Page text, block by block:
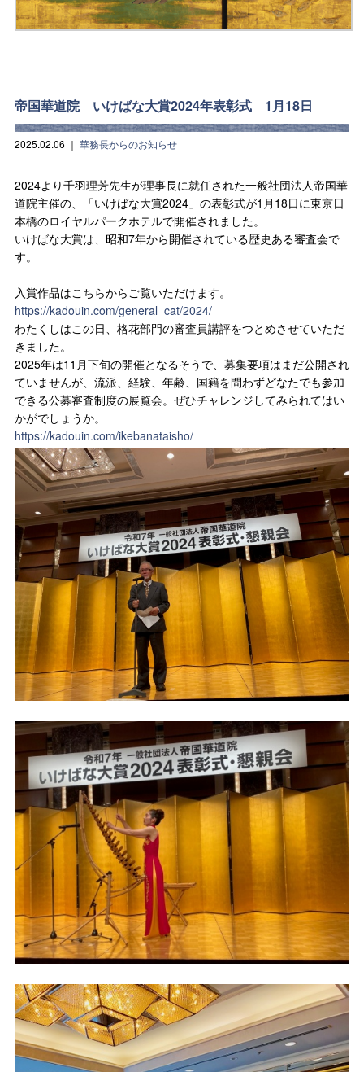
帝国華道院 いけばな大賞2024年表彰式 1月18日
2025.02.06 ｜ 華務長からのお知らせ
2024より千羽理芳先生が理事長に就任された一般社団法人帝国華
道院主催の、「いけばな大賞2024」の表彰式が1月18日に東京日
本橋のロイヤルパークホテルで開催されました。
いけばな大賞は、昭和7年から開催されている歴史ある審査会で
す。
入賞作品はこちらからご覧いただけます。
https://kadouin.com/general_cat/2024/
わたくしはこの日、格花部門の審査員講評をつとめさせていただ
きました。
2025年は11月下旬の開催となるそうで、募集要項はまだ公開され
ていませんが、流派、経験、年齢、国籍を問わずどなたでも参加
できる公募審査制度の展覧会。ぜひチャレンジしてみられてはい
かがでしょうか。
https://kadouin.com/ikebanataisho/